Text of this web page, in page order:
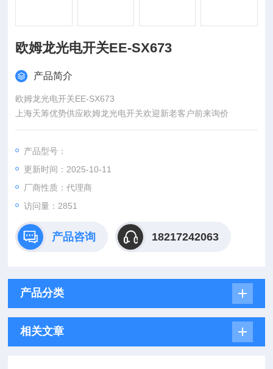
欧姆龙光电开关EE-SX673
产品简介
欧姆龙光电开关EE-SX673
上海天筹优势供应欧姆龙光电开关欢迎新老客户前来询价
产品型号：
更新时间：2025-10-11
厂商性质：代理商
访问量：2851
产品咨询 18217242063
产品分类
相关文章